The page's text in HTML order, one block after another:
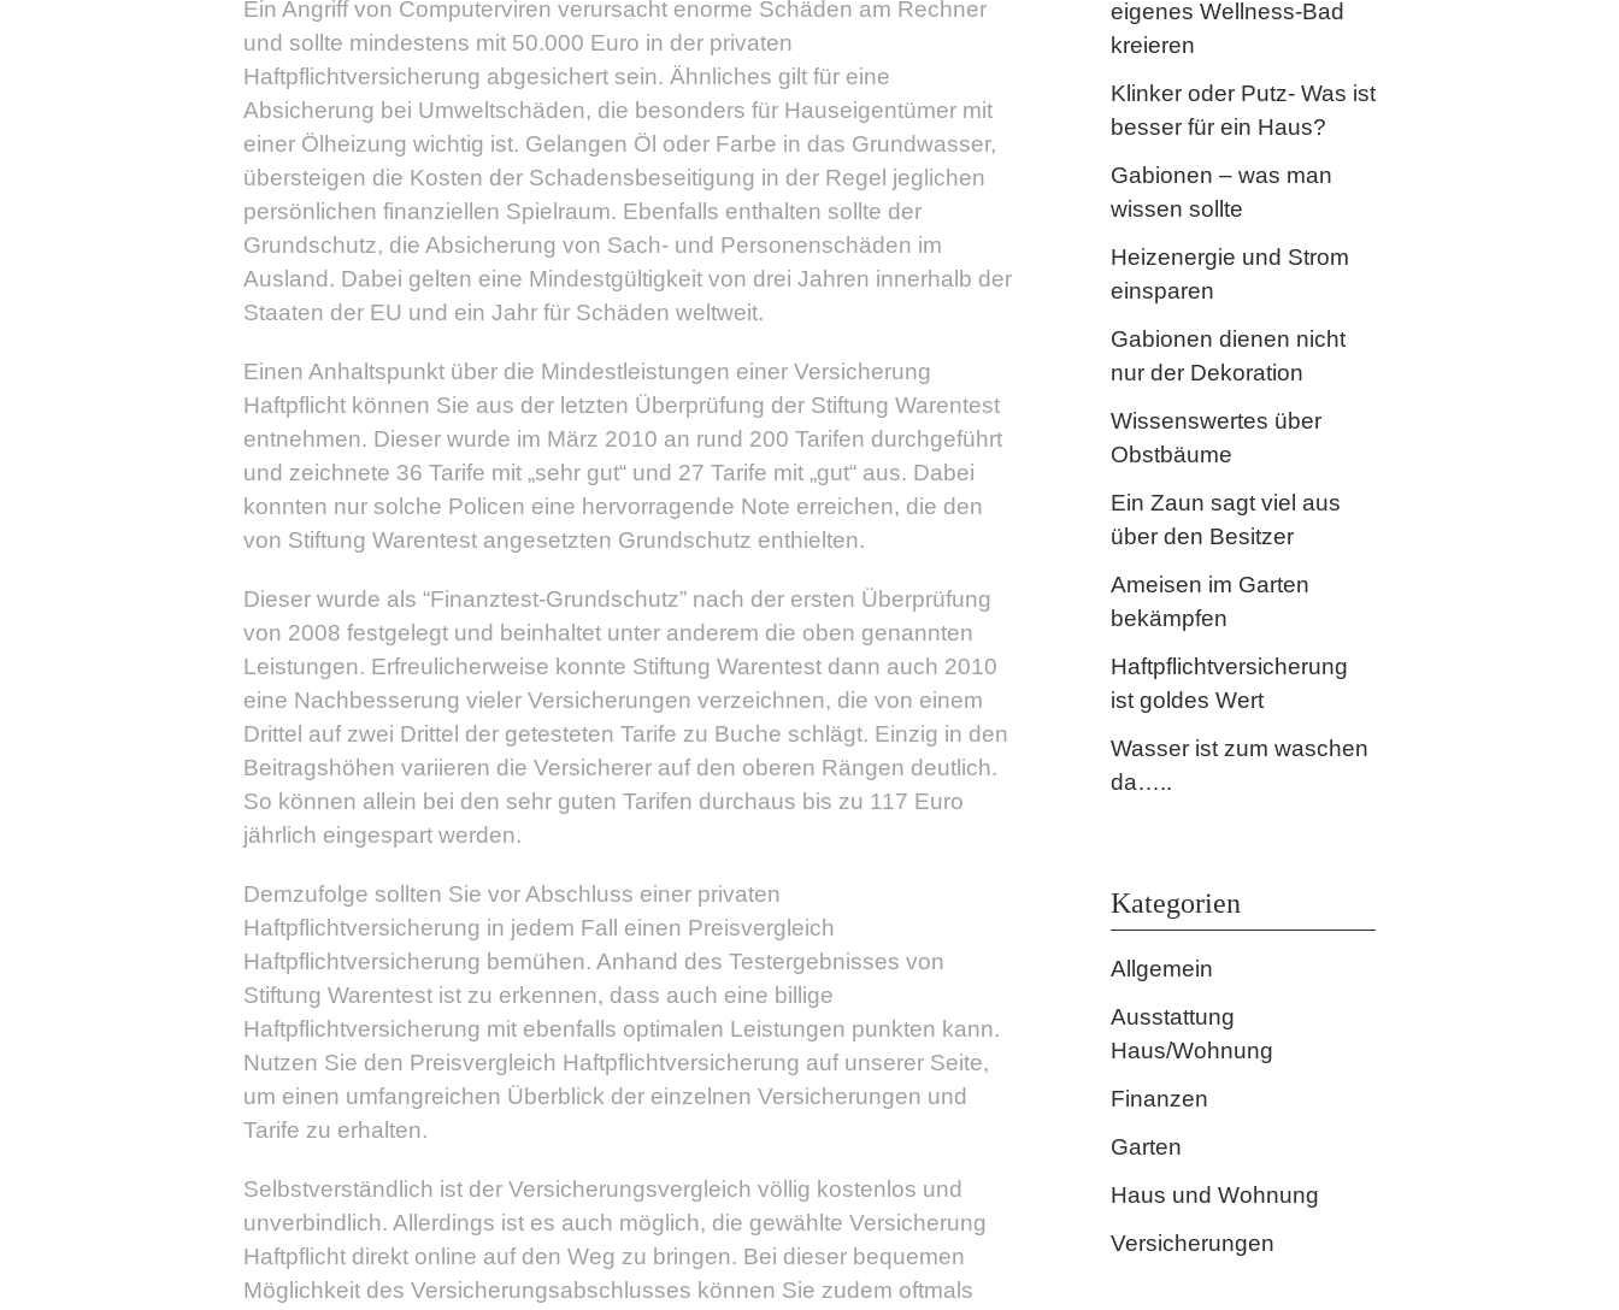
Ein Angriff von Computerviren verursacht enorme Schäden am Rechner
und sollte mindestens mit 50.000 Euro in der privaten
Haftpflichtversicherung abgesichert sein. Ähnliches gilt für eine
Absicherung bei Umweltschäden, die besonders für Hauseigentümer mit
einer Ölheizung wichtig ist. Gelangen Öl oder Farbe in das Grundwasser,
übersteigen die Kosten der Schadensbeseitigung in der Regel jeglichen
persönlichen finanziellen Spielraum. Ebenfalls enthalten sollte der
Grundschutz, die Absicherung von Sach- und Personenschäden im
Ausland. Dabei gelten eine Mindestgültigkeit von drei Jahren innerhalb der
Staaten der EU und ein Jahr für Schäden weltweit.
Einen Anhaltspunkt über die Mindestleistungen einer Versicherung
Haftpflicht können Sie aus der letzten Überprüfung der Stiftung Warentest
entnehmen. Dieser wurde im März 2010 an rund 200 Tarifen durchgeführt
und zeichnete 36 Tarife mit „sehr gut“ und 27 Tarife mit „gut“ aus. Dabei
konnten nur solche Policen eine hervorragende Note erreichen, die den
von Stiftung Warentest angesetzten Grundschutz enthielten.
Dieser wurde als “Finanztest-Grundschutz” nach der ersten Überprüfung
von 2008 festgelegt und beinhaltet unter anderem die oben genannten
Leistungen. Erfreulicherweise konnte Stiftung Warentest dann auch 2010
eine Nachbesserung vieler Versicherungen verzeichnen, die von einem
Drittel auf zwei Drittel der getesteten Tarife zu Buche schlägt. Einzig in den
Beitragshöhen variieren die Versicherer auf den oberen Rängen deutlich.
So können allein bei den sehr guten Tarifen durchaus bis zu 117 Euro
jährlich eingespart werden.
Demzufolge sollten Sie vor Abschluss einer privaten
Haftpflichtversicherung in jedem Fall einen Preisvergleich
Haftpflichtversicherung bemühen. Anhand des Testergebnisses von
Stiftung Warentest ist zu erkennen, dass auch eine billige
Haftpflichtversicherung mit ebenfalls optimalen Leistungen punkten kann.
Nutzen Sie den Preisvergleich Haftpflichtversicherung auf unserer Seite,
um einen umfangreichen Überblick der einzelnen Versicherungen und
Tarife zu erhalten.
Selbstverständlich ist der Versicherungsvergleich völlig kostenlos und
unverbindlich. Allerdings ist es auch möglich, die gewählte Versicherung
Haftpflicht direkt online auf den Weg zu bringen. Bei dieser bequemen
Möglichkeit des Versicherungsabschlusses können Sie zudem oftmals
eigenes Wellness-Bad
kreieren
Klinker oder Putz- Was ist
besser für ein Haus?
Gabionen – was man
wissen sollte
Heizenergie und Strom
einsparen
Gabionen dienen nicht
nur der Dekoration
Wissenswertes über
Obstbäume
Ein Zaun sagt viel aus
über den Besitzer
Ameisen im Garten
bekämpfen
Haftpflichtversicherung
ist goldes Wert
Wasser ist zum waschen
da…..
Kategorien
Allgemein
Ausstattung
Haus/Wohnung
Finanzen
Garten
Haus und Wohnung
Versicherungen